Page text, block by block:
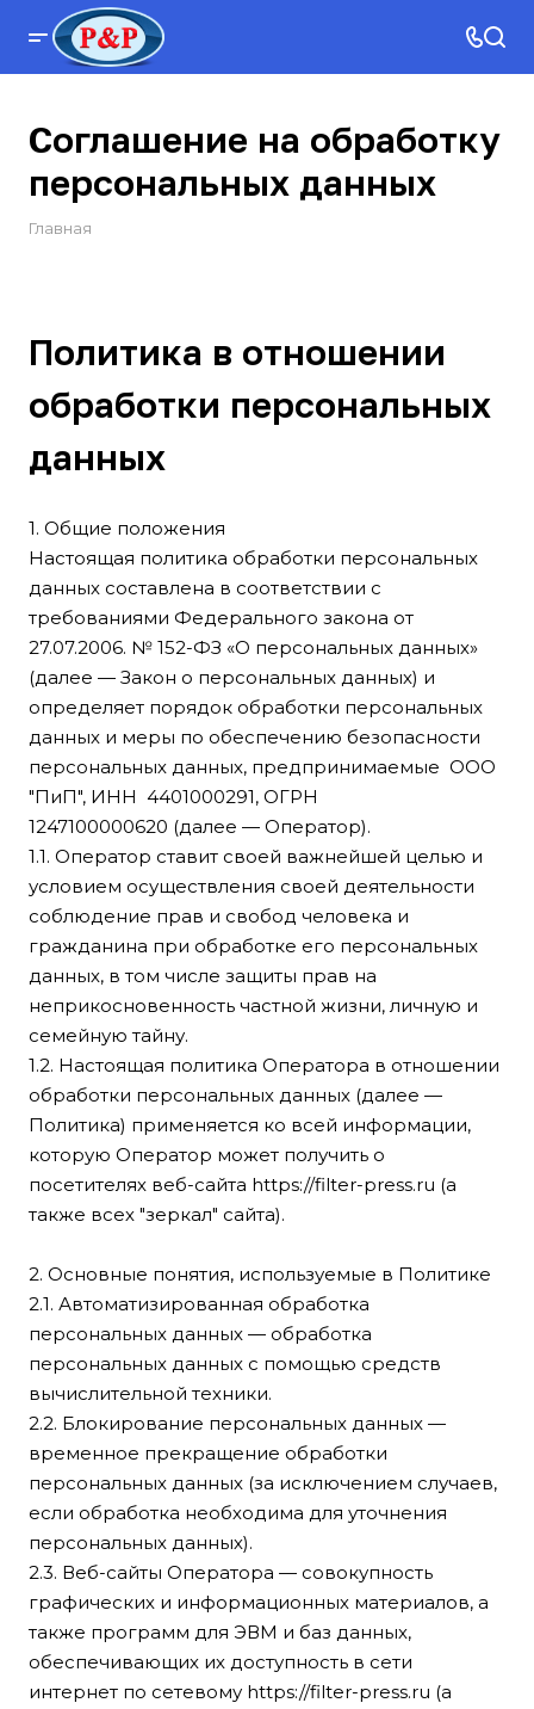
Соглашение на обработку
персональных данных
Главная
Политика в отношении
обработки персональных
данных
1. Общие положения
Настоящая политика обработки персональных
данных составлена в соответствии с
требованиями Федерального закона от
27.07.2006. № 152-ФЗ «О персональных данных»
(далее — Закон о персональных данных) и
определяет порядок обработки персональных
данных и меры по обеспечению безопасности
персональных данных, предпринимаемые ООО
"ПиП", ИНН 4401000291, ОГРН
1247100000620 (далее — Оператор).
1.1. Оператор ставит своей важнейшей целью и
условием осуществления своей деятельности
соблюдение прав и свобод человека и
гражданина при обработке его персональных
данных, в том числе защиты прав на
неприкосновенность частной жизни, личную и
семейную тайну.
1.2. Настоящая политика Оператора в отношении
обработки персональных данных (далее —
Политика) применяется ко всей информации,
которую Оператор может получить о
посетителях веб-сайта https://filter-press.ru (а
также всех "зеркал" сайта).
2. Основные понятия, используемые в Политике
2.1. Автоматизированная обработка
персональных данных — обработка
персональных данных с помощью средств
вычислительной техники.
2.2. Блокирование персональных данных —
временное прекращение обработки
персональных данных (за исключением случаев,
если обработка необходима для уточнения
персональных данных).
2.3. Веб-сайты Оператора — совокупность
графических и информационных материалов, а
также программ для ЭВМ и баз данных,
обеспечивающих их доступность в сети
интернет по сетевому https://filter-press.ru (а